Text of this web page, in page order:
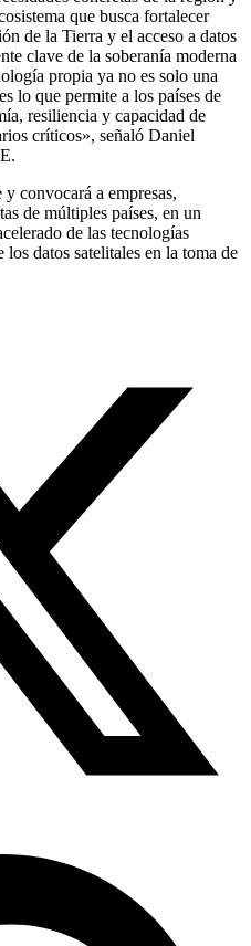
que busca fortalecer
de la Tierra y el acceso a datos
clave de la soberanía moderna
propia ya no es solo una
lo que permite a los países de
resiliencia y capacidad de
críticos», señaló Daniel
convocará a empresas,
de múltiples países, en un
de las tecnologías
datos satelitales en la toma de